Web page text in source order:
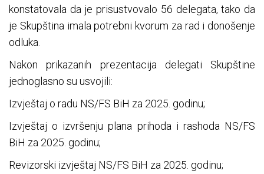
konstatovala da je prisustvovalo 56 delegata, tako da
je Skupština imala potrebni kvorum za rad i donošenje
odluka.
Nakon prikazanih prezentacija delegati Skupštine
jednoglasno su usvojili:
Izvještaj o radu NS/FS BiH za 2025. godinu;
Izvještaj o izvršenju plana prihoda i rashoda NS/FS
BiH za 2025. godinu;
Revizorski izvještaj NS/FS BiH za 2025. godinu;